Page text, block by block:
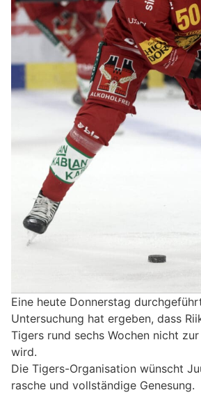
Eine heute Donnerstag
Untersuchung hat ergeben, dass
Tigers rund sechs Wochen nicht
wird.
Die Tigers-Organisation wünscht
rasche und vollständige Genesung.